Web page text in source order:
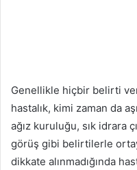
Genellikle hiçbir belirti
hastalık, kimi zaman da
ağız kuruluğu, sık idrara
görüş gibi belirtilerle
dikkate alınmadığında